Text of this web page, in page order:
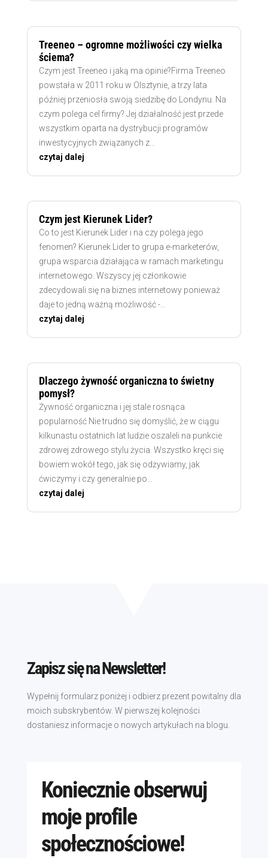
Treeneo – ogromne możliwości czy wielka
ściema?
Czym jest Treeneo i jaką ma opinie?Firma Treeneo
powstała w 2011 roku w Olsztynie, a trzy lata
później przeniosła swoją siedzibę do Londynu. Na
czym polega cel firmy? Jej działalność jest przede
wszystkim oparta na dystrybucji programów
inwestycyjnych związanych z...
czytaj dalej
Czym jest Kierunek Lider?
Co to jest Kierunek Lider i na czy polega jego
fenomen? Kierunek Lider to grupa e-marketerów,
grupa wsparcia działająca w ramach marketingu
internetowego. Wszyscy jej członkowie
zdecydowali się na biznes internetowy ponieważ
daje to jedną ważną możliwość -...
czytaj dalej
Dlaczego żywność organiczna to świetny
pomysł?
Żywność organiczna i jej stale rosnąca
popularność Nie trudno się domyślić, że w ciągu
kilkunastu ostatnich lat ludzie oszaleli na punkcie
zdrowej zdrowego stylu życia. Wszystko kręci się
bowiem wokół tego, jak się odżywiamy, jak
ćwiczymy i czy generalnie po...
czytaj dalej
Zapisz się na Newsletter!
Wypełnij formularz poniżej i odbierz prezent powitalny dla
moich subskrybentów. W pierwszej kolejności
dostaniesz informacje o nowych artykułach na blogu.
Koniecznie obserwuj
moje profile
społecznościowe!